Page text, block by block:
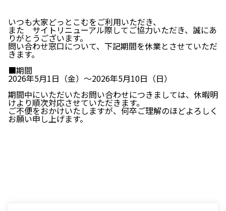
いつも大家どっとこむをご利用いただき、
また サイトリニューアル際してご協力いただき、誠にあ
りがとうございます。
問い合わせ窓口について、下記期間を休業とさせていただ
きます。
■期間
2026年5月1日（金）～2026年5月10日（日）
期間中にいただいたお問い合わせにつきましては、休暇明
けより順次対応させていただきます。
ご不便をおかけいたしますが、何卒ご理解のほどよろしく
お願い申し上げます。